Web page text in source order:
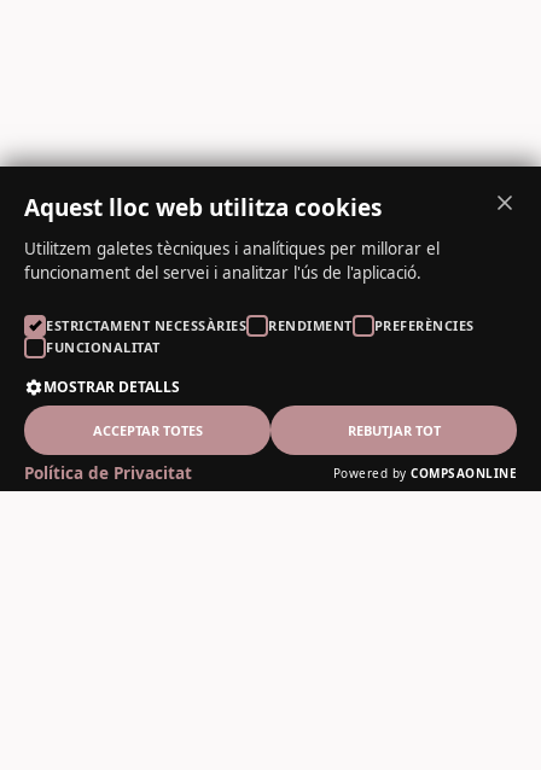
Aquest lloc web utilitza cookies
Utilitzem galetes tècniques i analítiques per millorar el
funcionament del servei i analitzar l'ús de l'aplicació.
ESTRICTAMENT NECESSÀRIES RENDIMENT
PREFERÈNCIES
FUNCIONALITAT
MOSTRAR DETALLS
ACCEPTAR TOTES REBUTJAR TOT
Política de Privacitat Powered by COMPSAONLINE